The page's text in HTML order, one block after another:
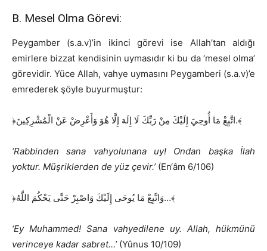
B. Mesel Olma Görevi:
Peygamber (s.a.v)’in ikinci görevi ise Allah’tan aldığı
emirlere bizzat kendisinin uymasıdır ki bu da ‘mesel olma’
görevidir. Yüce Allah, vahye uymasını Peygamberi (s.a.v)’e
emrederek şöyle buyurmuştur:
﴿اتَّبِعْ مَا أُوحِيَ إِلَيْكَ مِنْ رَبِّكَ لَا إِلَهَ إِلَّا هُوَ وَأَعْرِضْ عَنْ الْمُشْرِكِينَ.﴾
‘Rabbinden sana vahyolunana uy! Ondan başka İlah
yoktur. Müşriklerden de yüz çevir.’(En‘âm 6/106)
﴿وَاتَّبِعْ مَا يُوحَى إِلَيْكَ وَاصْبِرْ حَتَّى يَحْكُمَ اللَّهُ…﴾
‘Ey Muhammed! Sana vahyedilene uy. Allah, hükmünü
verinceye kadar sabret…’(Yûnus 10/109)